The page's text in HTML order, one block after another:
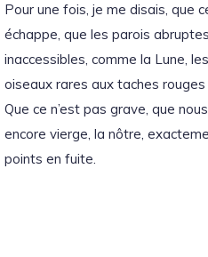
Pour une fois, je me disais, que
échappe, que les parois
inaccessibles, comme la Lune,
oiseaux rares aux taches
Que ce n’est pas grave, que
encore vierge, la nôtre,
points en fuite.